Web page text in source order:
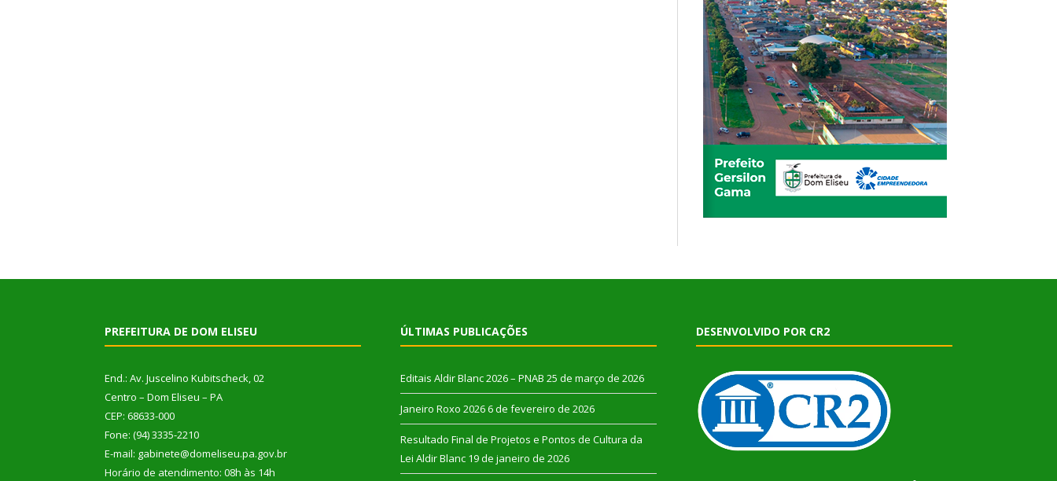
PREFEITURA DE DOM ELISEU
End.: Av. Juscelino Kubitscheck, 02
Centro – Dom Eliseu – PA
CEP: 68633-000
Fone: (94) 3335-2210
E-mail: gabinete@domeliseu.pa.gov.br
Horário de atendimento: 08h às 14h
ÚLTIMAS PUBLICAÇÕES
Editais Aldir Blanc 2026 – PNAB 25 de março de 2026
Janeiro Roxo 2026 6 de fevereiro de 2026
Resultado Final de Projetos e Pontos de Cultura da
Lei Aldir Blanc 19 de janeiro de 2026
DESENVOLVIDO POR CR2